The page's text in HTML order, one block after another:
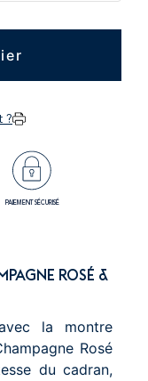
?
PAIEMENT SÉCURISÉ
ROSÉ &
la montre
Rosé
du cadran,